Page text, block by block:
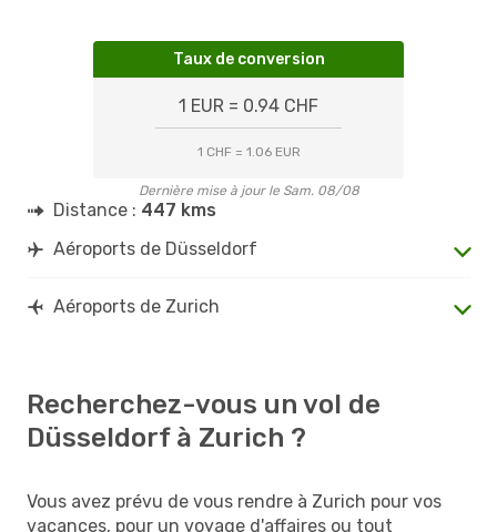
Taux de conversion
1 EUR = 0.94 CHF
1 CHF = 1.06 EUR
Dernière mise à jour le Sam. 08/08
Distance : 447 kms
Aéroports de Düsseldorf
Aéroports de Zurich
Recherchez-vous un vol de
Düsseldorf à Zurich ?
Vous avez prévu de vous rendre à Zurich pour vos
vacances, pour un voyage d'affaires ou tout